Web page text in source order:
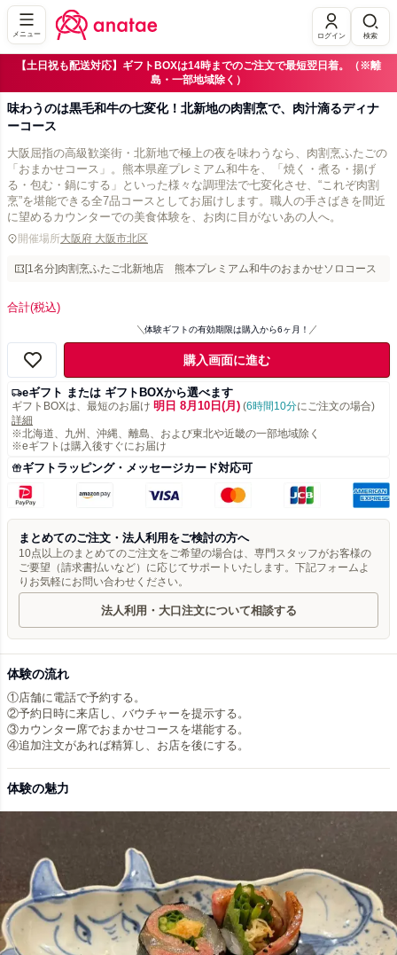
メニュー ログイン 検索
【土日祝も配送対応】ギフトBOXは14時までのご注文で最短翌日着。（※離
島・一部地域除く）
味わうのは黒毛和牛の七変化！北新地の肉割烹で、肉汁滴るディナ
ーコース
大阪屈指の高級歓楽街・北新地で極上の夜を味わうなら、肉割烹ふたごの
「おまかせコース」。熊本県産プレミアム和牛を、「焼く・煮る・揚げ
る・包む・鍋にする」といった様々な調理法で七変化させ、“これぞ肉割
烹”を堪能できる全7品コースとしてお届けします。職人の手さばきを間近
に望めるカウンターでの美食体験を、お肉に目がないあの人へ。
開催場所大阪府 大阪市北区
[1名分]肉割烹ふたご北新地店 熊本プレミアム和牛のおまかせソロコース
合計(税込)
体験ギフトの有効期限は購入から6ヶ月！
購入画面に進む
eギフト または ギフトBOXから選べます
ギフトBOXは、最短のお届け 明日 8月10日(月) (6時間10分にご注文の場合)
詳細
※北海道、九州、沖縄、離島、および東北や近畿の一部地域除く
※eギフトは購入後すぐにお届け
ギフトラッピング・メッセージカード対応可
まとめてのご注文・法人利用をご検討の方へ
10点以上のまとめてのご注文をご希望の場合は、専門スタッフがお客様の
ご要望（請求書払いなど）に応じてサポートいたします。下記フォームよ
りお気軽にお問い合わせください。
法人利用・大口注文について相談する
体験の流れ
①店舗に電話で予約する。
②予約日時に来店し、バウチャーを提示する。
③カウンター席でおまかせコースを堪能する。
体験の魅力